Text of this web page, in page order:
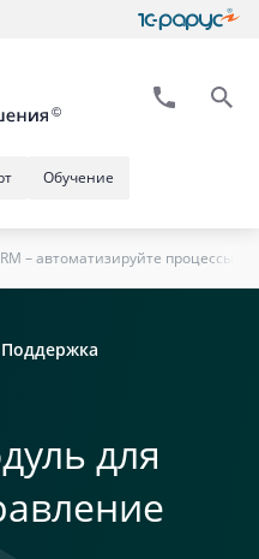
Обучение
– автоматизируйте процессы
Поддержка
для